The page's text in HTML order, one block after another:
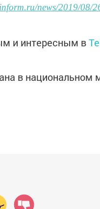
news/2019/08/
и интересным в
в